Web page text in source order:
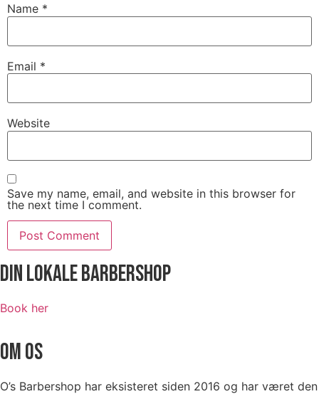
Name *
Email *
Website
Save my name, email, and website in this browser for
the next time I comment.
Din Lokale Barbershop
Book her
OM OS
O’s Barbershop har eksisteret siden 2016 og har været den